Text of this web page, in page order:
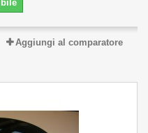
Aggiungi al comparatore